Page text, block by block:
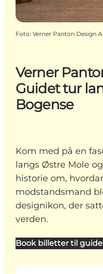
Verner
Guidet tur
Bogense
Kom med på en
langs Østre Mole
historie om,
modstandsmand
designikon, der
verden.
Book billetter til
Foto: Verner Panton Design